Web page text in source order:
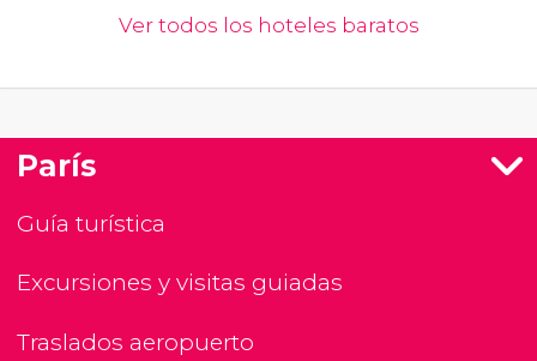
Ver todos los hoteles baratos
París
Guía turística
Excursiones y visitas guiadas
Traslados aeropuerto